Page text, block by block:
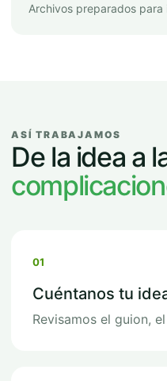
Archivos preparados
ASÍ TRABAJAMOS
De la idea a
01
Cuéntanos tu
Revisamos el guion,